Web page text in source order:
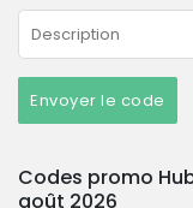
Envoyer le code
Codes promo
août 2026